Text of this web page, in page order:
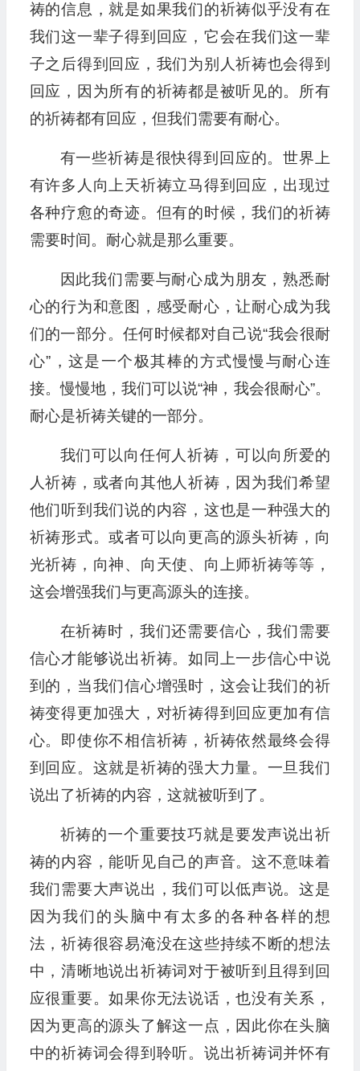
祷的信息，就是如果我们的祈祷似乎没有在
我们这一辈子得到回应，它会在我们这一辈
子之后得到回应，我们为别人祈祷也会得到
回应，因为所有的祈祷都是被听见的。所有
的祈祷都有回应，但我们需要有耐心。
有一些祈祷是很快得到回应的。世界上
有许多人向上天祈祷立马得到回应，出现过
各种疗愈的奇迹。但有的时候，我们的祈祷
需要时间。耐心就是那么重要。
因此我们需要与耐心成为朋友，熟悉耐
心的行为和意图，感受耐心，让耐心成为我
们的一部分。任何时候都对自己说“我会很耐
心”，这是一个极其棒的方式慢慢与耐心连
接。慢慢地，我们可以说“神，我会很耐心”。
耐心是祈祷关键的一部分。
我们可以向任何人祈祷，可以向所爱的
人祈祷，或者向其他人祈祷，因为我们希望
他们听到我们说的内容，这也是一种强大的
祈祷形式。或者可以向更高的源头祈祷，向
光祈祷，向神、向天使、向上师祈祷等等，
这会增强我们与更高源头的连接。
在祈祷时，我们还需要信心，我们需要
信心才能够说出祈祷。如同上一步信心中说
到的，当我们信心增强时，这会让我们的祈
祷变得更加强大，对祈祷得到回应更加有信
心。即使你不相信祈祷，祈祷依然最终会得
到回应。这就是祈祷的强大力量。一旦我们
说出了祈祷的内容，这就被听到了。
祈祷的一个重要技巧就是要发声说出祈
祷的内容，能听见自己的声音。这不意味着
我们需要大声说出，我们可以低声说。这是
因为我们的头脑中有太多的各种各样的想
法，祈祷很容易淹没在这些持续不断的想法
中，清晰地说出祈祷词对于被听到且得到回
应很重要。如果你无法说话，也没有关系，
因为更高的源头了解这一点，因此你在头脑
中的祈祷词会得到聆听。说出祈祷词并怀有